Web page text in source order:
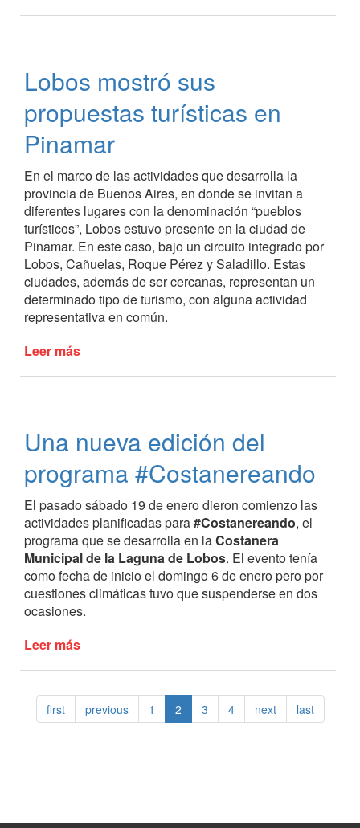
y
excelente
propuesta
el
Costanereando
del
último
fin
de
semana
Lobos mostró sus
propuestas turísticas en
Pinamar
En el marco de las actividades que desarrolla la
provincia de Buenos Aires, en donde se invitan a
diferentes lugares con la denominación “pueblos
turísticos”, Lobos estuvo presente en la ciudad de
Pinamar. En este caso, bajo un circuito integrado por
Lobos, Cañuelas, Roque Pérez y Saladillo. Estas
ciudades, además de ser cercanas, representan un
determinado tipo de turismo, con alguna actividad
representativa en común.
Leer más
turísticas
en
Pinamar
Una nueva edición del
programa #Costanereando
El pasado sábado 19 de enero dieron comienzo las
actividades planificadas para#Costanereando, el
programa que se desarrolla en laCostanera
Municipal de la Laguna de Lobos. El evento tenía
como fecha de inicio el domingo 6 de enero pero por
cuestiones climáticas tuvo que suspenderse en dos
ocasiones.
Leer más
edición
del
first previous 1 2 3 4 next last